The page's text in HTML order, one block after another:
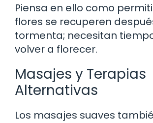
Piensa en ello como
flores se recuperen
tormenta; necesitan
volver a florecer.
Masajes y Terapias
Alternativas
Los masajes suaves